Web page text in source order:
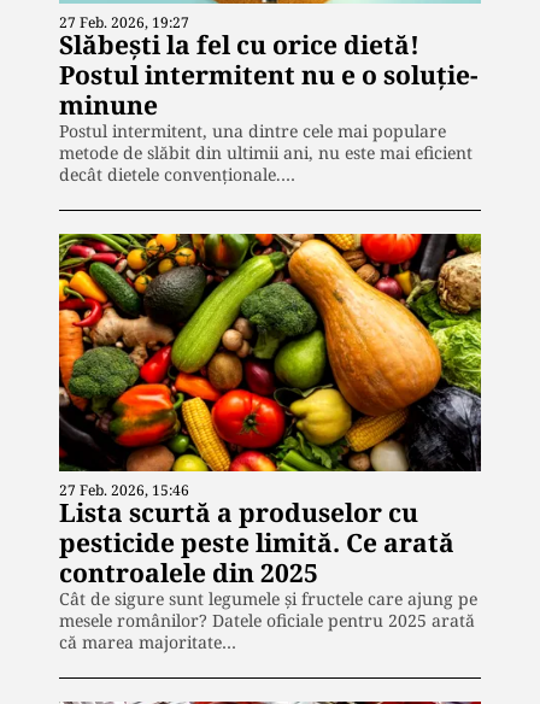
27 Feb. 2026, 19:27
Slăbești la fel cu orice dietă!
Postul intermitent nu e o soluție-
minune
Postul intermitent, una dintre cele mai populare
metode de slăbit din ultimii ani, nu este mai eficient
decât dietele convenționale.…
27 Feb. 2026, 15:46
Lista scurtă a produselor cu
pesticide peste limită. Ce arată
controalele din 2025
Cât de sigure sunt legumele și fructele care ajung pe
mesele românilor? Datele oficiale pentru 2025 arată
că marea majoritate…